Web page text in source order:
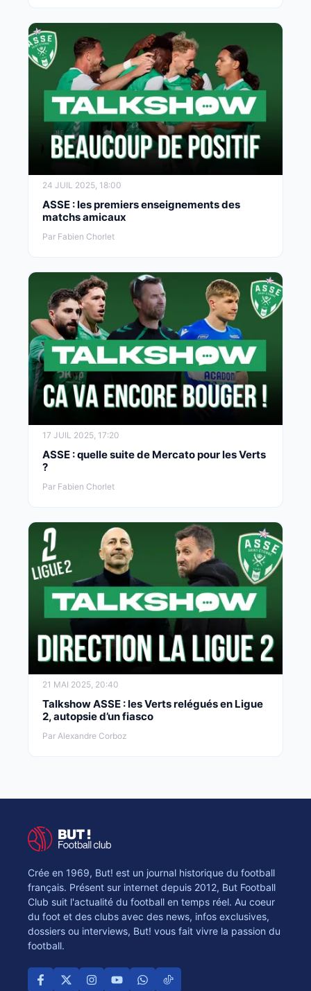
24 JUIL 2025, 18:00
ASSE : les premiers enseignements des
matchs amicaux
Par Fabien Chorlet
17 JUIL 2025, 17:20
ASSE : quelle suite de Mercato pour les Verts
?
Par Fabien Chorlet
21 MAI 2025, 20:40
Talkshow ASSE : les Verts relégués en Ligue
2, autopsie d’un fiasco
Par Alexandre Corboz
Crée en 1969, But! est un journal historique du football
français. Présent sur internet depuis 2012, But Football
Club suit l'actualité du football en temps réel. Au coeur
du foot et des clubs avec des news, infos exclusives,
dossiers ou interviews, But! vous fait vivre la passion du
football.